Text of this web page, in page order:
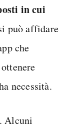
in cui
può affidare
che
necessità.
Alcuni